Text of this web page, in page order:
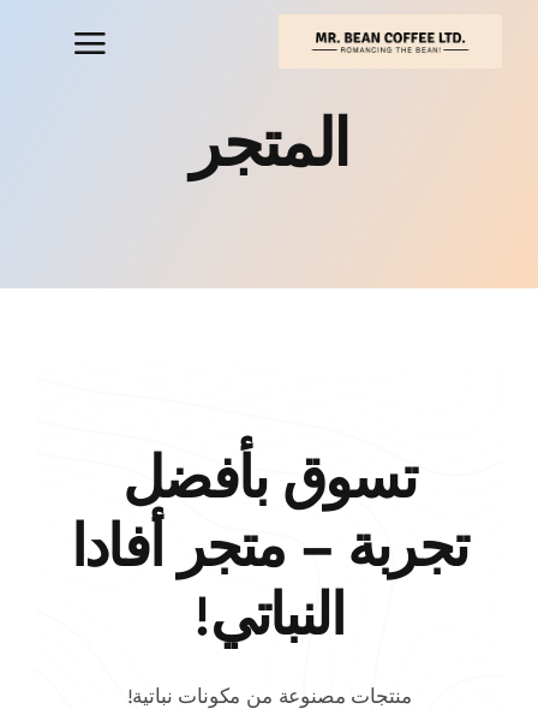
المتجر
تسوق بأفضل
تجربة – متجر أفادا
النباتي!
منتجات مصنوعة من مكونات نباتية!